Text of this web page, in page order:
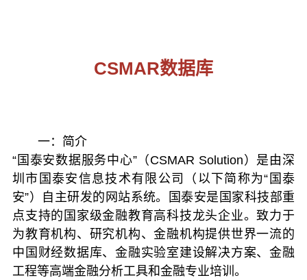
CSMAR数据库
一：简介
“国泰安数据服务中心”（CSMAR Solution）是由深
圳市国泰安信息技术有限公司（以下简称为“国泰
安”）自主研发的网站系统。国泰安是国家科技部重
点支持的国家级金融教育高科技龙头企业。致力于
为教育机构、研究机构、金融机构提供世界一流的
中国财经数据库、金融实验室建设解决方案、金融
工程等高端金融分析工具和金融专业培训。